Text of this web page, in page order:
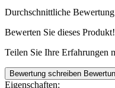
Durchschnittliche
Bewerten Sie dieses Produkt!
Teilen Sie Ihre Erfahrungen
Bewertung schreiben
Eigenschaften: